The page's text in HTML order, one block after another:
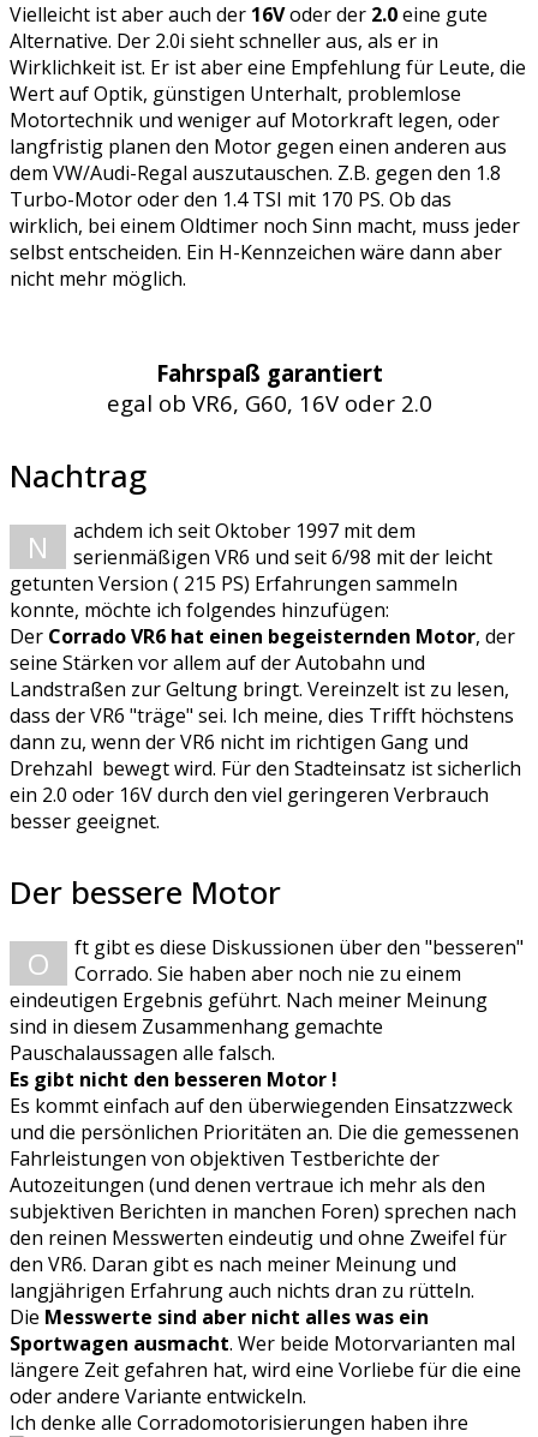
Vielleicht ist aber auch der 16Voder der 2.0eine gute
Alternative. Der 2.0i sieht schneller aus, als er in
Wirklichkeit ist. Er ist aber eine Empfehlung für Leute, die
Wert auf Optik, günstigen Unterhalt, problemlose
Motortechnik und weniger auf Motorkraft legen, oder
langfristig planen den Motor gegen einen anderen aus
dem VW/Audi-Regal auszutauschen. Z.B. gegen den 1.8
Turbo-Motor oder den 1.4 TSI mit 170 PS. Ob das
wirklich, bei einem Oldtimer noch Sinn macht, muss jeder
selbst entscheiden. Ein H-Kennzeichen wäre dann aber
nicht mehr möglich.
Fahrspaß garantiert
egal ob VR6, G60, 16V oder 2.0
Nachtrag
N
achdem ich seit Oktober 1997 mit dem
serienmäßigen VR6 und seit 6/98 mit der leicht
getunten Version ( 215 PS) Erfahrungen sammeln
konnte, möchte ich folgendes hinzufügen:
Der Corrado VR6 hat einen begeisternden Motor, der
seine Stärken vor allem auf der Autobahn und
Landstraßen zur Geltung bringt. Vereinzelt ist zu lesen,
dass der VR6 "träge" sei. Ich meine, dies Trifft höchstens
dann zu, wenn der VR6 nicht im richtigen Gang und
Drehzahl bewegt wird. Für den Stadteinsatz ist sicherlich
ein 2.0 oder 16V durch den viel geringeren Verbrauch
besser geeignet.
Der bessere Motor
O
ft gibt es diese Diskussionen über den "besseren"
Corrado. Sie haben aber noch nie zu einem
eindeutigen Ergebnis geführt. Nach meiner Meinung
sind in diesem Zusammenhang gemachte
Pauschalaussagen alle falsch.
Es gibt nicht den besseren Motor !
Es kommt einfach auf den überwiegenden Einsatzzweck
und die persönlichen Prioritäten an. Die die gemessenen
Fahrleistungen von objektiven Testberichte der
Autozeitungen (und denen vertraue ich mehr als den
subjektiven Berichten in manchen Foren) sprechen nach
den reinen Messwerten eindeutig und ohne Zweifel für
den VR6. Daran gibt es nach meiner Meinung und
langjährigen Erfahrung auch nichts dran zu rütteln.
Die Messwerte sind aber nicht alles was ein
Sportwagen ausmacht. Wer beide Motorvarianten mal
längere Zeit gefahren hat, wird eine Vorliebe für die eine
oder andere Variante entwickeln.
Ich denke alle Corradomotorisierungen haben ihre